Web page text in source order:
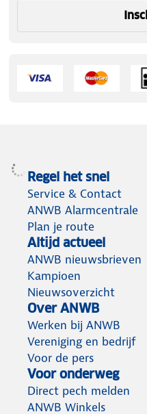
Regel het snel
Service & Contact
ANWB Alarmcentrale
Plan je route
Altijd actueel
ANWB nieuwsbrieven
Kampioen
Nieuwsoverzicht
Over ANWB
Werken bij ANWB
Vereniging en bedrijf
Voor de pers
Voor onderweg
Direct pech melden
ANWB Winkels